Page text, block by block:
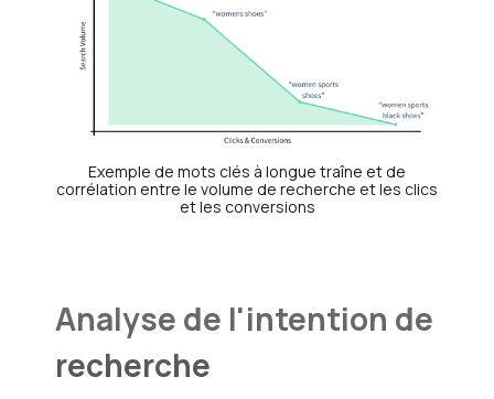
Exemple de mots clés à longue traîne et de
corrélation entre le volume de recherche et les clics
et les conversions
Analyse de l'intention de
recherche